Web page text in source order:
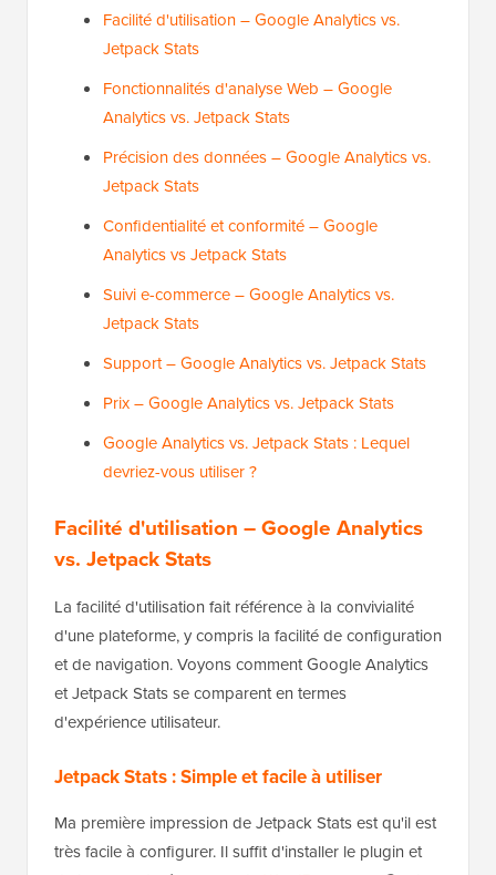
Facilité d'utilisation – Google Analytics vs.
Jetpack Stats
Fonctionnalités d'analyse Web – Google
Analytics vs. Jetpack Stats
Précision des données – Google Analytics vs.
Jetpack Stats
Confidentialité et conformité – Google
Analytics vs Jetpack Stats
Suivi e-commerce – Google Analytics vs.
Jetpack Stats
Support – Google Analytics vs. Jetpack Stats
Prix – Google Analytics vs. Jetpack Stats
Google Analytics vs. Jetpack Stats : Lequel
devriez-vous utiliser ?
Facilité d'utilisation – Google Analytics
vs. Jetpack Stats
La facilité d'utilisation fait référence à la convivialité
d'une plateforme, y compris la facilité de configuration
et de navigation. Voyons comment Google Analytics
et Jetpack Stats se comparent en termes
d'expérience utilisateur.
Jetpack Stats : Simple et facile à utiliser
Ma première impression de Jetpack Stats est qu'il est
très facile à configurer. Il suffit d'installer le plugin et